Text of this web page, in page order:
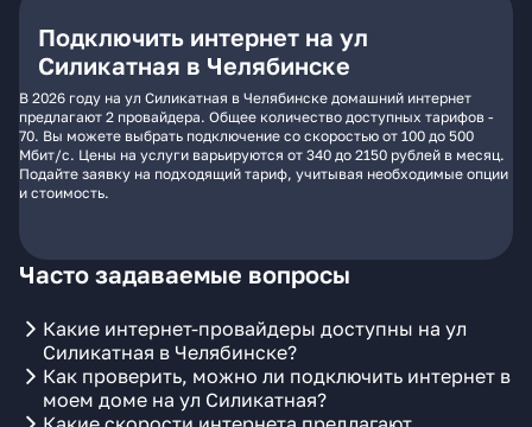
Подключить интернет на ул
Силикатная в Челябинске
В 2026 году на ул Силикатная в Челябинске домашний интернет
предлагают 2 провайдера. Общее количество доступных тарифов -
70. Вы можете выбрать подключение со скоростью от 100 до 500
Мбит/с. Цены на услуги варьируются от 340 до 2150 рублей в месяц.
Подайте заявку на подходящий тариф, учитывая необходимые опции
и стоимость.
Часто задаваемые вопросы
Какие интернет-провайдеры доступны на ул
Силикатная в Челябинске?
Как проверить, можно ли подключить интернет в
моем доме на ул Силикатная?